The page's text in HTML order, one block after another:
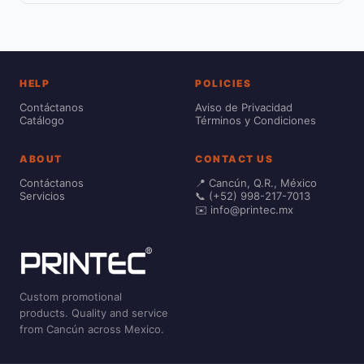
HELP
Contáctanos
Catálogo
POLICIES
Aviso de Privacidad
Términos y Condiciones
ABOUT
Contáctanos
Servicios
CONTACT US
📍 Cancún, Q.R., México
📞 (+52) 998-217-7013
✉️ info@printec.mx
Custom promotional
products. Quality and service
from Cancún across Mexico.